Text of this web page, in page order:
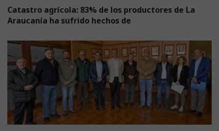
Catastro agrícola: 83% de los productores de La
Araucanía ha sufrido hechos de